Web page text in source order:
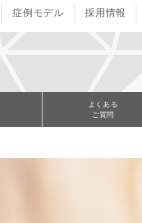
症例モデル 採用情報
よくある
ご質問